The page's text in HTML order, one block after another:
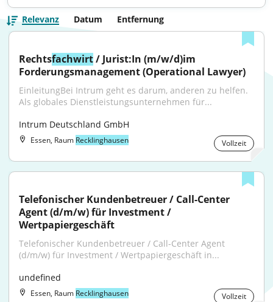
Relevanz Datum Entfernung
Rechtsfachwirt / Jurist:In (m/w/d)im
Forderungsmanagement (Operational Lawyer)
EinleitungBei Intrum geht es darum, anderen zu helfen.
Als globales Dienstleistungsunternehmen für...
Intrum Deutschland GmbH
Essen, Raum Recklinghausen Vollzeit
Telefonischer Kundenbetreuer / Call-Center
Agent (d/m/w) für Investment /
Wertpapiergeschäft
Telefonischer Kundenbetreuer / Call-Center Agent
(d/m/w) für Investment / Wertpapiergeschäft in...
undefined
Essen, Raum Recklinghausen Vollzeit